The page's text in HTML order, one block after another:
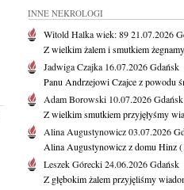
INNE NEKROLOGI
Witold Halkawiek: 8921.07.2026
Z wielkim żalem i smutkiem
Jadwiga Czajka 16.07.2026Gdańsk
Panu Andrzejowi Czajce z powodu
Adam Borowski 10.07.2026Gdańsk
Z wielkim smutkiem przyjęłyśmy
Alina Augustynowicz03.07.2026
Alina Augustynowicz z domu Hinz
Leszek Górecki24.06.2026Gdańsk
Z głębokim żalem przyjęliśmy